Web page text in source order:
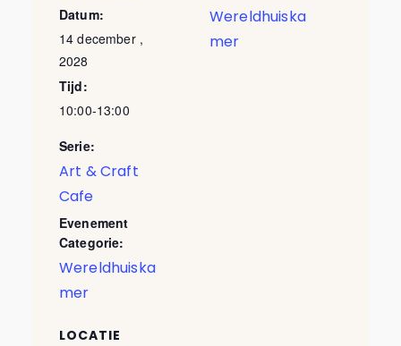
Datum:
14 december ,
2028
Tijd:
10:00-13:00
Serie:
Art & Craft
Cafe
Evenement
Categorie:
Wereldhuiska
mer
LOCATIE
Wereldhuiska
mer